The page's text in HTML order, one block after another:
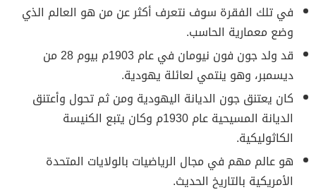
في تلك الفقرة سوف نتعرف أكثر عن من هو العالم الذي
وضع معمارية الحاسب.
قد ولد جون فون نيومان في عام 1903م بيوم 28 من
ديسمبر، وهو ينتمي لعائلة يهودية.
كان يعتنق جون الديانة اليهودية ومن ثم تحول وأعتنق
الديانة المسيحية عام 1930م وكان يتبع الكنيسة
الكاثوليكية.
هو عالم مهم في مجال الرياضيات بالولايات المتحدة
الأمريكية بالتاريخ الحديث.